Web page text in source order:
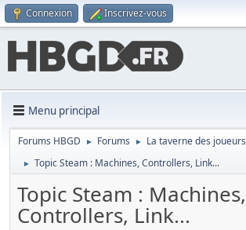
Connexion Inscrivez-vous
Menu principal
Forums HBGD ► Forums ► La taverne des joueurs
► Topic Steam : Machines, Controllers, Link...
Topic Steam : Machines,
Controllers, Link...